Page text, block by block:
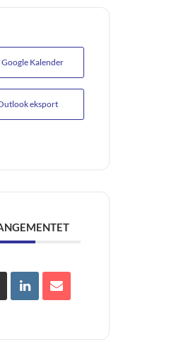
Google Kalender
eksport